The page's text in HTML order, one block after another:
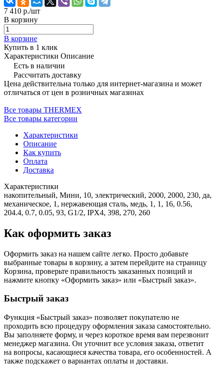
7 410 р./шт
В корзину
В корзине
Купить в 1 клик
Характеристики Описание
Есть в наличии
Рассчитать доставку
Цена действительна только для интернет-магазина и может
отличаться от цен в розничных магазинах
Все товары THERMEX
Все товары категории
Характеристики
Описание
Как купить
Оплата
Доставка
Характеристики
накопительный, Мини, 10, электрический, 2000, 2000, 230, да,
механическое, 1, нержавеющая сталь, медь, 1, 1, 16, 0.56,
204.4, 0.7, 0.05, 93, G1/2, IPX4, 398, 270, 260
Как оформить заказ
Оформить заказ на нашем сайте легко. Просто добавьте
выбранные товары в корзину, а затем перейдите на страницу
Корзина, проверьте правильность заказанных позиций и
нажмите кнопку «Оформить заказ» или «Быстрый заказ».
Быстрый заказ
Функция «Быстрый заказ» позволяет покупателю не
проходить всю процедуру оформления заказа самостоятельно.
Вы заполняете форму, и через короткое время вам перезвонит
менеджер магазина. Он уточнит все условия заказа, ответит
на вопросы, касающиеся качества товара, его особенностей. А
также подскажет о вариантах оплаты и доставки.